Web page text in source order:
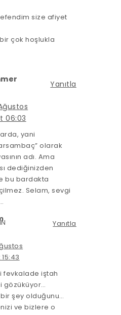
size afiyet
çok hoşlukla
Yanıtla
06:03
yani
olarak
adı. Ama
dediğinizden
bu bardakta
Selam, sevgi
Yanıtla
fevkalade iştah
gözüküyor…
şey olduğunu…
ve bizlere o